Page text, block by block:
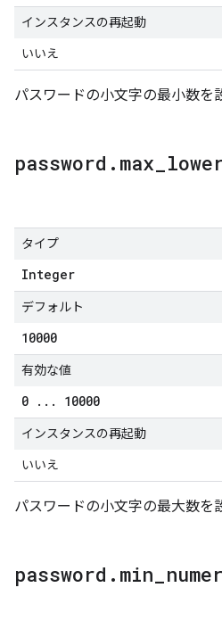
インスタンスの再起動
いいえ
パスワードの小文字の最小数を
password . max
タイプ
Integer
デフォルト
10000
有効な値
0 . . . 10000
インスタンスの再起動
いいえ
パスワードの小文字の最大数を
password . min